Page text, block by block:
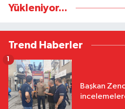
Yükleniyor...
Trend Haberler
Başkan